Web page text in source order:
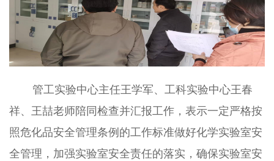
管工实验中心主任王学军、工科实验中心王春
祥、王喆老师陪同检查并汇报工作，表示一定严格按
照危化品安全管理条例的工作标准做好化学实验室安
全管理，加强实验室安全责任的落实，确保实验室安